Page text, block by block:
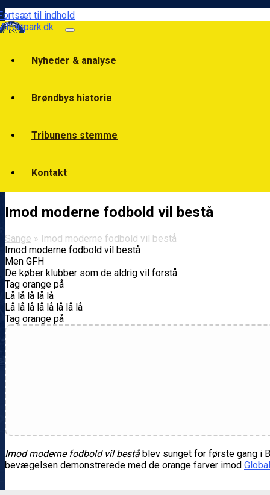
til indhold
Nyheder & analyse
Brøndbys historie
Tribunens stemme
Kontakt
Imod moderne fodbold vil bestå
Sange » Imod moderne fodbold vil bestå
Imod moderne fodbold vil bestå
Men GFH
De køber klubber som de aldrig vil forstå
Tag orange på
Lå lå lå lå lå
Lå lå lå lå lå lå lå lå
Tag orange på
Imod moderne fodbold vil bestå blev sunget for første gang i
bevægelsen demonstrerede med de orange farver imod